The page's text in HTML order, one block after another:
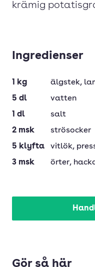
krämig
Ingredienser
1
kg älgstek,
5 dl
vatten
1 dl
salt
2 msk
strösocker
5 klyfta vitlök,
3 msk örter,
Gör så här